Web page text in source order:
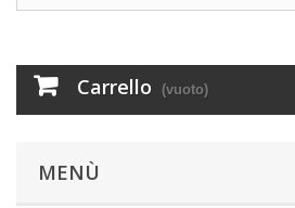
Carrello (vuoto)
MENÙ